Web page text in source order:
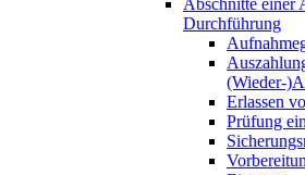
Durchführung
(Wieder-
Erlassen
Prüfung